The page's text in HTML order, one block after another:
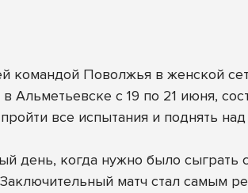
командой Поволжья в женской
Альметьевске с 19 по 21 июня,
все испытания и поднять
день, когда нужно было сыграть
матч стал самым